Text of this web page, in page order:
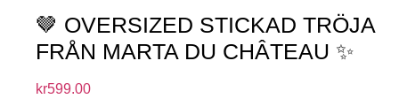
🤎 OVERSIZED STICKAD TRÖJA
FRÅN MARTA DU CHÂTEAU ✨
kr599.00